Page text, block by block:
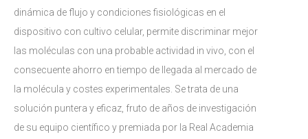
dinámica de flujo y condiciones fisiológicas en el
dispositivo con cultivo celular, permite discriminar mejor
las moléculas con una probable actividad in vivo, con el
consecuente ahorro en tiempo de llegada al mercado de
la molécula y costes experimentales. Se trata de una
solución puntera y eficaz, fruto de años de investigación
de su equipo científico y premiada por la Real Academia